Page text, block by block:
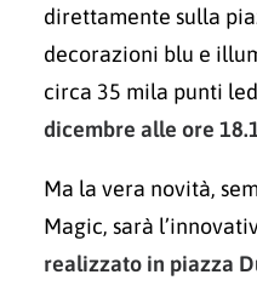
direttamente sulla
decorazioni blu e
circa 35 mila punti
dicembre alle ore
Ma la vera novità,
Magic, sarà
realizzato in piazza